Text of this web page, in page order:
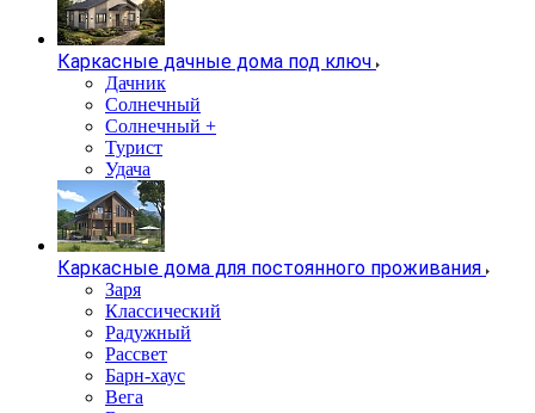
Каркасные дачные дома под ключ
Дачник
Солнечный
Солнечный +
Турист
Удача
Каркасные дома для постоянного проживания
Заря
Классический
Радужный
Рассвет
Барн-хаус
Вега